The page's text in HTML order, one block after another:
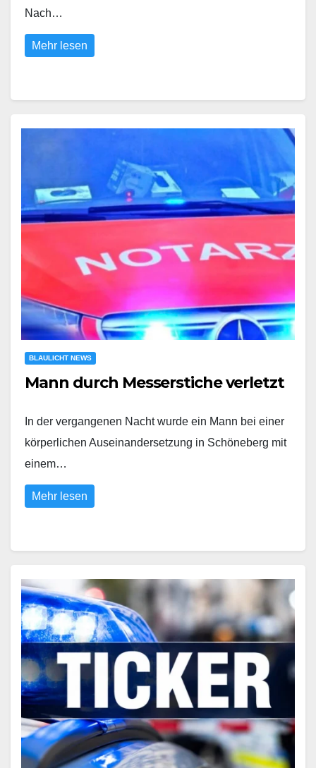
Nach…
Mehr lesen
BLAULICHT NEWS
Mann durch Messerstiche verletzt
In der vergangenen Nacht wurde ein Mann bei einer
körperlichen Auseinandersetzung in Schöneberg mit
einem…
Mehr lesen